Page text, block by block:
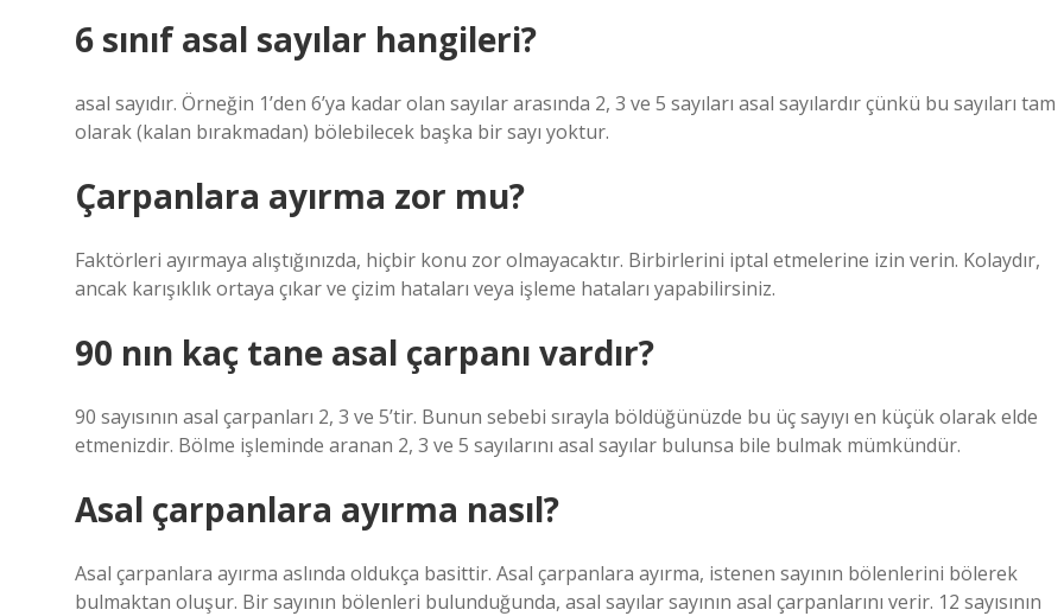
6 sınıf asal sayılar hangileri?
asal sayıdır. Örneğin 1’den 6’ya kadar olan sayılar arasında 2, 3 ve 5 sayıları asal sayılardır çünkü bu sayıları tam
olarak (kalan bırakmadan) bölebilecek başka bir sayı yoktur.
Çarpanlara ayırma zor mu?
Faktörleri ayırmaya alıştığınızda, hiçbir konu zor olmayacaktır. Birbirlerini iptal etmelerine izin verin. Kolaydır,
ancak karışıklık ortaya çıkar ve çizim hataları veya işleme hataları yapabilirsiniz.
90 nın kaç tane asal çarpanı vardır?
90 sayısının asal çarpanları 2, 3 ve 5’tir. Bunun sebebi sırayla böldüğünüzde bu üç sayıyı en küçük olarak elde
etmenizdir. Bölme işleminde aranan 2, 3 ve 5 sayılarını asal sayılar bulunsa bile bulmak mümkündür.
Asal çarpanlara ayırma nasıl?
Asal çarpanlara ayırma aslında oldukça basittir. Asal çarpanlara ayırma, istenen sayının bölenlerini bölerek
bulmaktan oluşur. Bir sayının bölenleri bulunduğunda, asal sayılar sayının asal çarpanlarını verir. 12 sayısının